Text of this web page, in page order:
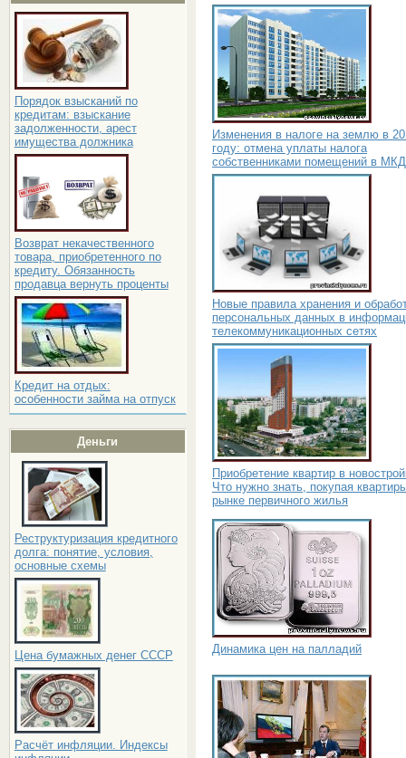
Порядок взысканий по
кредитам: взыскание
задолженности, арест
имущества должника
Возврат некачественного
товара, приобретенного по
кредиту. Обязанность
продавца вернуть проценты
Кредит на отдых:
особенности займа на отпуск
Деньги
Реструктуризация кредитного
долга: понятие, условия,
основные схемы
Цена бумажных денег СССР
Расчёт инфляции. Индексы
Изменения в налоге на землю в
году: отмена уплаты налога
собственниками помещений в МКД
Новые правила хранения и
персональных данных в
телекоммуникационных сетях
Приобретение квартир в
Что нужно знать, покупая
рынке первичного жилья
Динамика цен на палладий